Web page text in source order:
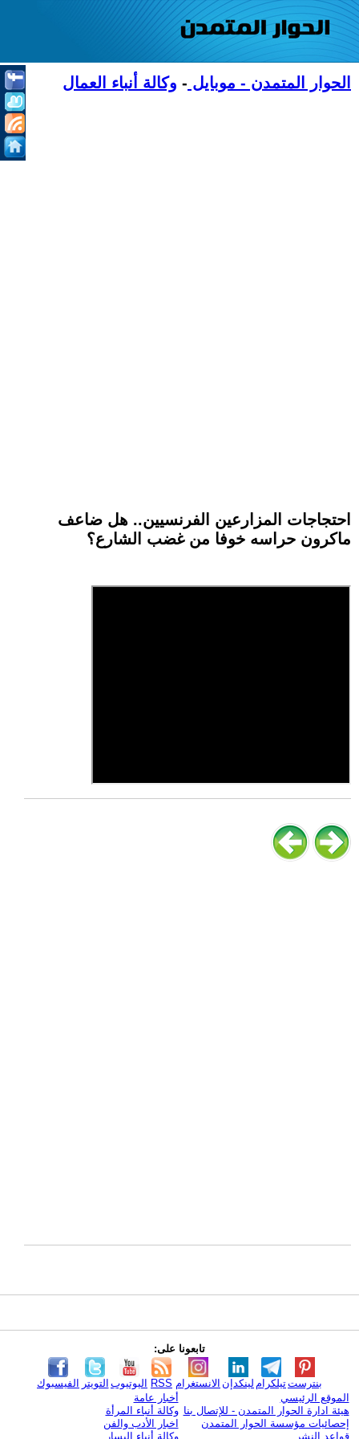
الحوار المتمدن - موبايل - وكالة أنباء العمال
احتجاجات المزارعين الفرنسيين.. هل ضاعف
ماكرون حراسه خوفا من غضب الشارع؟
تابعونا على:
الفيسبوك التويتر اليوتيوب RSS الانستغرام لينكدإن تيلكرامبنترست
الموقع الرئيسي
هيئة ادارة الحوار المتمدن - للإتصال بنا
إحصائيات مؤسسة الحوار المتمدن
قواعد النشر
أخبار عامة
وكالة أنباء المرأة
اخبار الأدب والفن
وكالة أنباء اليسار